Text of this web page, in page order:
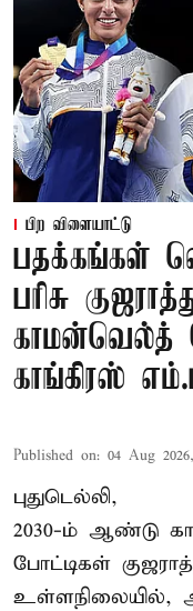
பிற விளையாட்டு
பதக்கங்கள்
பரிசு
காமன்வெல்த்
காங்கிரஸ்
Published on: 04 Aug
புதுடெல்லி,
2030-ம் ஆண்டு
போட்டிகள்
உள்ளநிலையில்,